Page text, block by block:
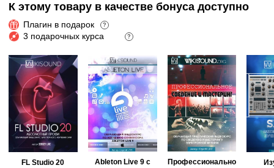
К этому товару в качестве бонуса доступно
Плагин в подарок ?
3 подарочных курса ?
FL Studio 20
Ableton Live 9 с
Профессионально